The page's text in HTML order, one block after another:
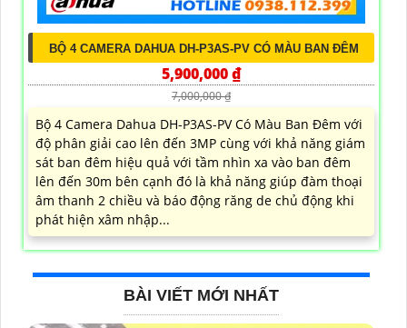
BỘ 4 CAMERA DAHUA DH-P3AS-PV CÓ MÀU BAN ĐÊM
5,900,000 ₫
7,000,000 ₫
Bộ 4 Camera Dahua DH-P3AS-PV Có Màu Ban Đêm với
độ phân giải cao lên đến 3MP cùng với khả năng giám
sát ban đêm hiệu quả với tầm nhìn xa vào ban đêm
lên đến 30m bên cạnh đó là khả năng giúp đàm thoại
âm thanh 2 chiều và báo động răng de chủ động khi
phát hiện xâm nhập...
BÀI VIẾT MỚI NHẤT